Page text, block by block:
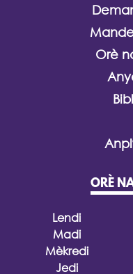
Orè
ORÈ
Lendi
Madi
Mèkredi
Jedi